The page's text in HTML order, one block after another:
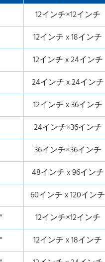
12インチ×12インチ
12インチ x 18インチ
12インチ x 24インチ
24インチ x 24インチ
12インチ x 36インチ
24インチ×36インチ
36インチ×36インチ
48インチ x 96インチ
60インチ x 120インチ
12インチ×12インチ
12インチ x 18インチ